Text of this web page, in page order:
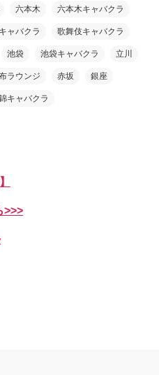
六本木 六本木キャバクラ
ャバクラ 歌舞伎キャバクラ
池袋 池袋キャバクラ 立川
ラウンジ 赤坂 銀座
キャバクラ
>>>